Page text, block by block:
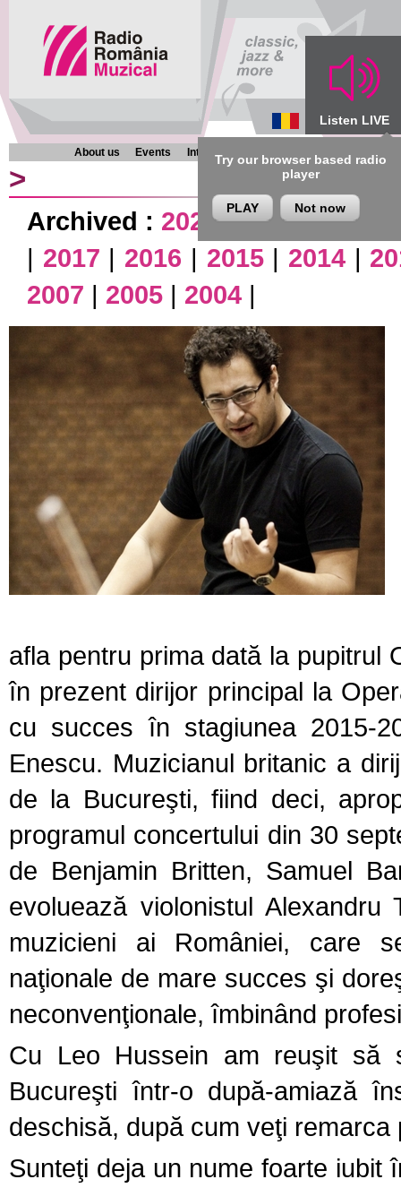
Listen LIVE
Try our browser based radio
player
PLAY Not now
About us Events Interviews Chronicles Programmes
>
Archived : 2026|2025|2024
| 2017 | 2016 | 2015| 2014|
2007 | 2005 | 2004 |
afla pentru prima dată la pupitrul
în prezent dirijor principal la
cu succes în stagiunea 2015-
Enescu. Muzicianul britanic a
de la Bucureşti, fiind deci,
programul concertului din 30
de Benjamin Britten, Samuel
evoluează violonistul
muzicieni ai României, care
naţionale de mare succes şi
neconvenţionale, îmbinând
Cu Leo Hussein am reuşit să
Bucureşti într-o după-amiază
deschisă, după cum veţi
Sunteţi deja un nume foarte iubit